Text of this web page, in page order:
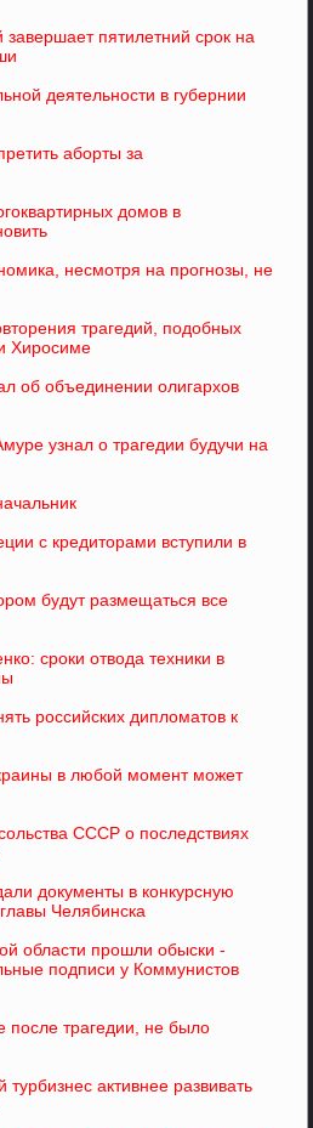
пятилетний срок на
деятельности в губернии
аборты за
домов в
несмотря на прогнозы, не
трагедий, подобных
Хиросиме
об объединении олигархов
узнал о трагедии будучи на
с кредиторами вступили в
будут размещаться все
сроки отвода техники в
российских дипломатов к
в любой момент может
СССР о последствиях
документы в конкурсную
Челябинска
области прошли обыски -
подписи у Коммунистов
после трагедии, не было
активнее развивать